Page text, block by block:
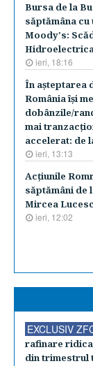
Bursa de la
săptămâna
Moody's:
ieri, 18:16
În aşteptarea
România îşi
dobânzile/
mai
accelerat: de
ieri, 13:13
Acţiunile
săptămâni de
Mircea
ieri, 12:02
EXCLUSIV
rafinare
din trimestrul